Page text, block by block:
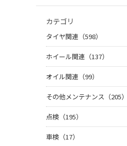
カテゴリ
タイヤ関連（598）
ホイール関連（137）
オイル関連（99）
その他メンテナンス（205）
点検（195）
車検（17）